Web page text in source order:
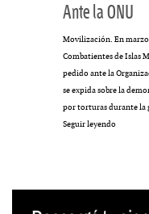
Ante la ONU
Movilización. En marzo
Combatientes de Islas
pedido ante la
se expida sobre la
por torturas durante la
Seguir leyendola